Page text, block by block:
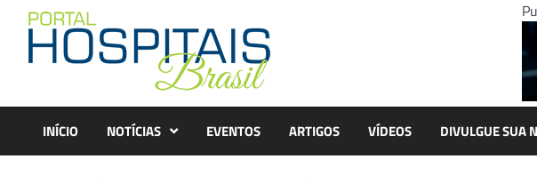
content
INÍCIO NOTÍCIAS EVENTOS ARTIGOS VÍDEOS DIVULGUE SUA